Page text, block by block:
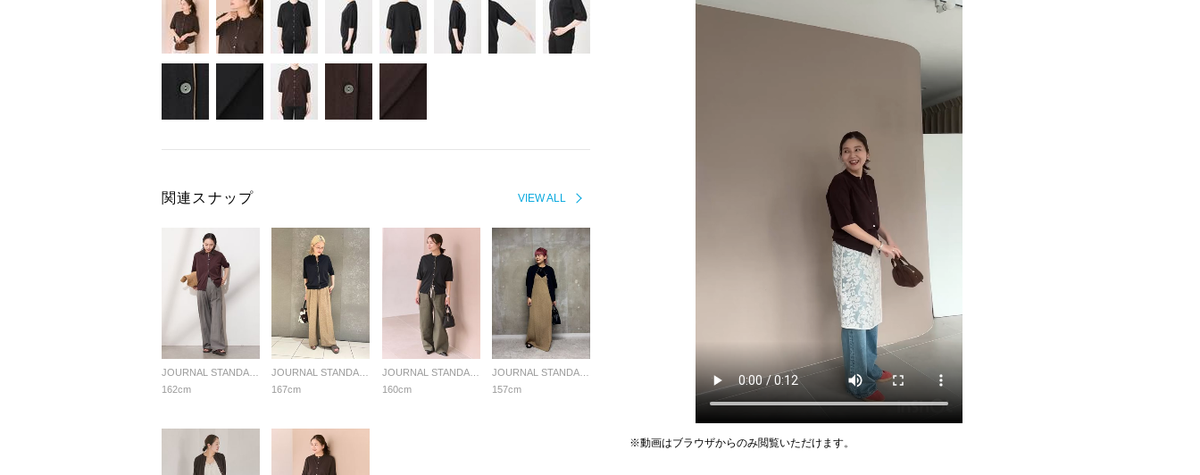
VIEW ALL
関連スナップ
162cm
167cm
JOURNAL STANDARD LADYS
160cm
JOURNAL STANDARD LADYS
157cm
※動画はブラウザからのみ閲覧いただけます。